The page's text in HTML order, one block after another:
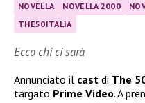
NOVELLA NOVELLA 2000
THE50ITALIA
Ecco chi ci sarà
Annunciato il cast di The
targato Prime Video. A